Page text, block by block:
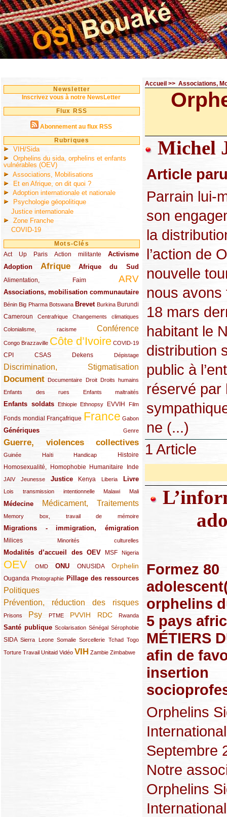
Newsletter
Inscrivez vous à notre NewsLetter
Flux RSS
Abonnement au flux RSS
Rubriques
VIH/Sida
Orphelins du sida, orphelins et enfants
vulnérables (OEV)
Associations, Mobilisations
Et en Afrique, on dit quoi ?
Adoption internationale et nationale
Psychologie géopolitique
Justice internationale
Zone Franche
COVID-19
Mots-Clés
Act Up Paris
(49/289) Action militante
(32/289) Activisme
(73/289)
Adoption
(82/289) Afrique
(161/289) Afrique du Sud
(73/289)
Alimentation, Faim
(48/289) ARV
(203/289)
Associations, mobilisation communautaire
(65/289)
Bénin
(13/289)Big Pharma
(16/289) Botswana
(9/289) Brevet
(83/289) Burkina
(18/289) Burundi
(30/289)
Cameroun
(47/289) Centrafrique
(23/289) Changements climatiques
(10/289)
Colonialisme, racisme
(19/289) Conférence
(118/289)
Congo Brazzaville
(24/289) Côte d’Ivoire
(263/289) COVID-19
(13/289)
CPI
(48/289) CSAS
(32/289) Dekens
(29/289) Dépistage
(19/289)
Discrimination, Stigmatisation
(131/289)
Document
(145/289) Documentaire
(9/289) Droit
(20/289) Droits humains
(22/289)
Enfants des rues
(21/289) Enfants maltraités
(10/289)
Enfants soldats
(68/289) Ethiopie
(12/289) Ethnopsy
(15/289) EVVIH
(55/289) Film
(22/289)
Fonds mondial
(48/289) Françafrique
(39/289) France
(289/289) Gabon
(12/289)
Génériques
(59/289) Genre
(22/289)
Guerre, violences collectives
(149/289)
Guinée
(12/289) Haïti
(15/289) Handicap
(10/289) Histoire
(49/289)
Homosexualité, Homophobie
(44/289) Humanitaire
(47/289) Inde
(34/289)
JAIV
(10/289)Jeunesse
(21/289) Justice
(65/289) Kenya
(35/289) Liberia
(25/289) Livre
(62/289)
Lois transmission intentionnelle
(24/289) Malawi
(11/289) Mali
(21/289)
Médecine
(62/289) Médicament, Traitements
(142/289)
Memory box, travail de mémoire
(11/289)
Migrations - immigration, émigration
(67/289)
Milices
(34/289) Minorités culturelles
(15/289)
Modalités d’accueil des OEV
(58/289) MSF
(54/289) Nigeria
(27/289)
OEV
(269/289) OMD
(26/289) ONU
(58/289) ONUSIDA
(44/289) Orphelin
(112/289)
Ouganda
(29/289) Photographie
(27/289) Pillage des ressources
(77/289)
Politiques
(120/289)
Prévention, réduction des risques
(131/289)
Prisons
(22/289) Psy
(119/289) PTME
(12/289) PVVIH
(111/289) RDC
(104/289) Rwanda
(23/289)
Santé publique
(59/289) Scolarisation
(9/289) Sénégal
(13/289) Sérophobie
(19/289)
SIDA
(29/289)Sierra Leone
(13/289) Somalie
(12/289) Sorcellerie
(19/289) Tchad
(10/289) Togo
(15/289)
Torture
(17/289)Travail
(21/289) Unitaid
(26/289) Vidéo
(23/289) VIH
(154/289) Zambie
(12/289) Zimbabwe
(21/289)
Accueil >> Associations,
Michel
Article
Parrain lui-
son
la
l’action de
nouvelle
nous avons
18 mars
habitant le
distribution
public à
réservé par
ne (...)
1 Article
Formez 80
orphelins
5 pays
MÉTIERS
afin de
insertion
Orphelins
Septembre
Notre
Orphelins